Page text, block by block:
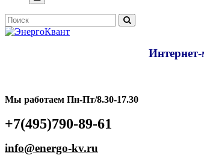
Интернет-
Мы работаем Пн-Пт/8.30-17.30
+7(495)790-89-61
info@energo-kv.ru